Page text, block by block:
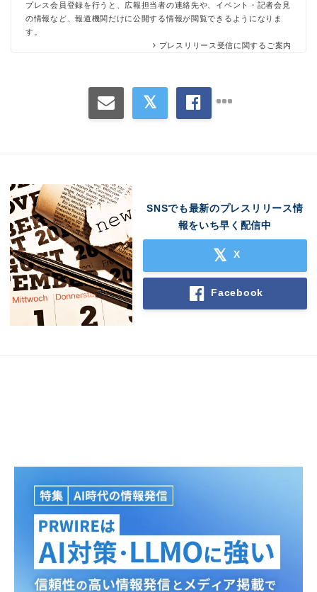
プレス会員登録を行うと、広報担当者の連絡先や、イベント・記者会見
の情報など、報道機関だけに公開する情報が閲覧できるようになりま
す。
プレスリリース受信に関するご案内
SNSでも最新のプレスリリース情
報をいち早く配信中
X
Facebook
Japanese